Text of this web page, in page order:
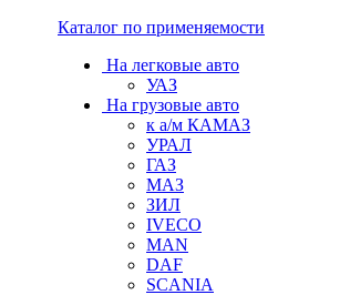
Каталог по применяемости
На легковые авто
УАЗ
На грузовые авто
к а/м КАМАЗ
УРАЛ
ГАЗ
МАЗ
ЗИЛ
IVECO
MAN
DAF
SCANIA